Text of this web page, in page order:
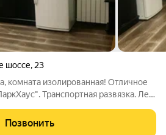
шоссе, 23
комната изолированная! Отличное
Транспортная развязка. Лес
Позвонить